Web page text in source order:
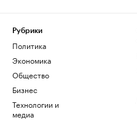
Рубрики
Политика
Экономика
Общество
Бизнес
Технологии и
медиа